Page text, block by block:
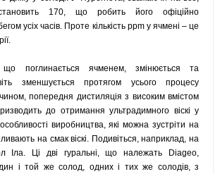
170, що робить його офіційно
усіх часів. Проте кількість ppm у ячмені – це
поглинається ячменем, змінюється та
зменшується протягом усього процесу
попередня дистиляція з високим вмістом
до отримання ультрадимного віскі у
виробництва, які можна зустріти на
на смак віскі. Подивіться, наприклад, на
Іла. Ці дві гуральні, що належать Diageo,
і той же солод, одних і тих же солодів, з